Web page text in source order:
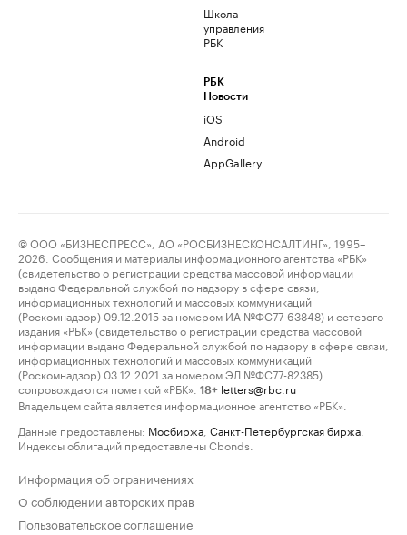
Школа
управления
РБК
РБК
Новости
iOS
Android
AppGallery
© ООО «БИЗНЕСПРЕСС», АО «РОСБИЗНЕСКОНСАЛТИНГ», 1995–
2026. Сообщения и материалы информационного агентства «РБК»
(свидетельство о регистрации средства массовой информации
выдано Федеральной службой по надзору в сфере связи,
информационных технологий и массовых коммуникаций
(Роскомнадзор) 09.12.2015 за номером ИА №ФС77-63848) и сетевого
издания «РБК» (свидетельство о регистрации средства массовой
информации выдано Федеральной службой по надзору в сфере связи,
информационных технологий и массовых коммуникаций
(Роскомнадзор) 03.12.2021 за номером ЭЛ №ФС77-82385)
сопровождаются пометкой «РБК».
18+ letters@rbc.ru
Владельцем сайта является информационное агентство «РБК».
Данные предоставлены: Мосбиржа Санкт-Петербургская биржа
Индексы облигаций предоставлены Cbonds.
Информация об ограничениях
О соблюдении авторских прав
Пользовательское соглашение